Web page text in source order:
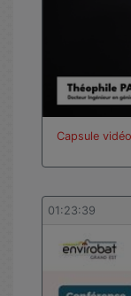
Capsule
01:23:39